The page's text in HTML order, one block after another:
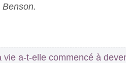
Benson.
vie a-t-elle commencé à